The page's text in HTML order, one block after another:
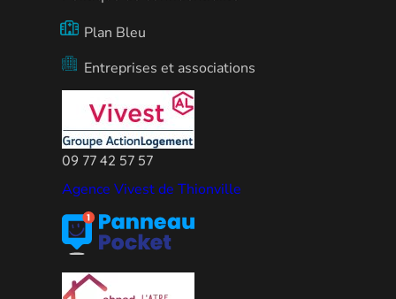
Plan Bleu
Entreprises et associations
09 77 42 57 57
Agence Vivest de Thionville